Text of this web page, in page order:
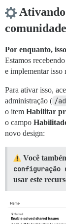
Ativando
comunidade
Por enquanto,
Estamos
e implementar isso
Para ativar isso,
administração ( /
o item Habilitar
o campo
novo design:
Você
usar este